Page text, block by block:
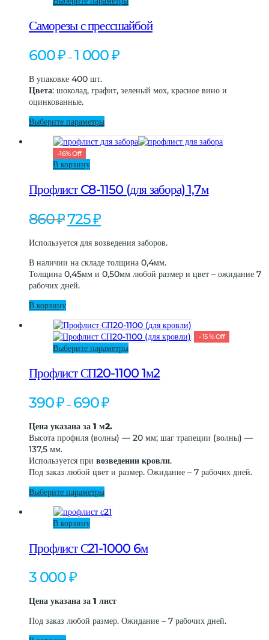
имеет
несколько
на
Саморезы с прессшайбой
600₽ – 1 000₽Диапазон
1
В упаковке 400 шт.
Цвета: шоколад, графит, зеленый мох, красное вино и
оцинкованные.
Выберите параметрыЭтот
имеет
можно
-16%Off
В корзину
Профлист C8-1150 (для забора) 1,7м
860₽ Первоначальная
цена
860 ₽.
725₽Текущая
цена:
Используется для возведения заборов.
В наличии на складе толщина 0,4мм.
Толщина 0,45мм и 0,50мм любой размер и цвет – ожидание 7
рабочих дней.
В корзину
-15%Off
Выберите параметрыЭтот
имеет
несколько
на
товара.
Профлист СП20-1100 1м2
390₽ – 690₽Диапазон
–
690 ₽
Цена указана за 1 м2.
Высота профиля (волны) — 20 мм; шаг трапеции (волны) —
137,5 мм.
Используется при возведении кровли.
Под заказ любой цвет и размер. Ожидание – 7 рабочих дней.
Выберите параметрыЭтот
имеет
Опции
товара.
В корзину
Профлист С21-1000 6м
3 000₽
Цена указана за 1 лист
Под заказ любой размер. Ожидание – 7 рабочих дней.